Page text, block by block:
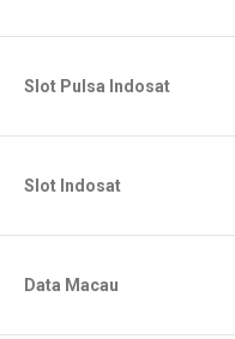
Slot Pulsa Indosat
Slot Indosat
Data Macau